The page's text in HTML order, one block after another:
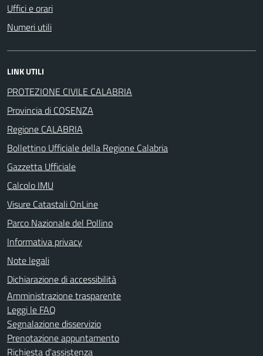
Uffici e orari
Numeri utili
LINK UTILI
PROTEZIONE CIVILE CALABRIA
Provincia di COSENZA
Regione CALABRIA
Bollettino Ufficiale della Regione Calabria
Gazzetta Ufficiale
Calcolo IMU
Visure Catastali OnLine
Parco Nazionale del Pollino
Informativa privacy
Note legali
Dichiarazione di accessibilità
Amministrazione trasparente
Leggi le FAQ
Segnalazione disservizio
Prenotazione appuntamento
Richiesta d'assistenza